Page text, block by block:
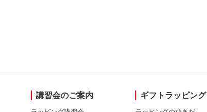
講習会のご案内 ギフトラッピング